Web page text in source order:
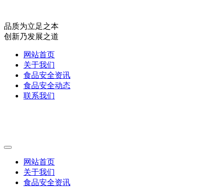
品质为立足之本
创新乃发展之道
网站首页
关于我们
食品安全资讯
食品安全动态
联系我们
网站首页
关于我们
食品安全资讯